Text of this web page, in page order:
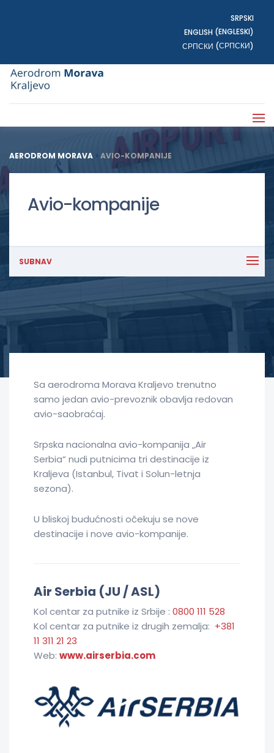
SRPSKI
ENGLISH (ENGLESKI)
СРПСКИ (СРПСКИ)
AERODROM MORAVA > AVIO-KOMPANIJE
Avio-kompanije
SUBNAV
Sa aerodroma Morava Kraljevo trenutno
samo jedan avio-prevoznik obavlja redovan
avio-saobraćaj.
Srpska nacionalna avio-kompanija „Air
Serbia“ nudi putnicima tri destinacije iz
Kraljeva (Istanbul, Tivat i Solun-letnja
sezona).
U bliskoj budućnosti očekuju se nove
destinacije i nove avio-kompanije.
Air Serbia (JU / ASL)
Kol centar za putnike iz Srbije : 0800 111 528
Kol centar za putnike iz drugih zemalja: +381
11 311 21 23
Web: www.airserbia.com